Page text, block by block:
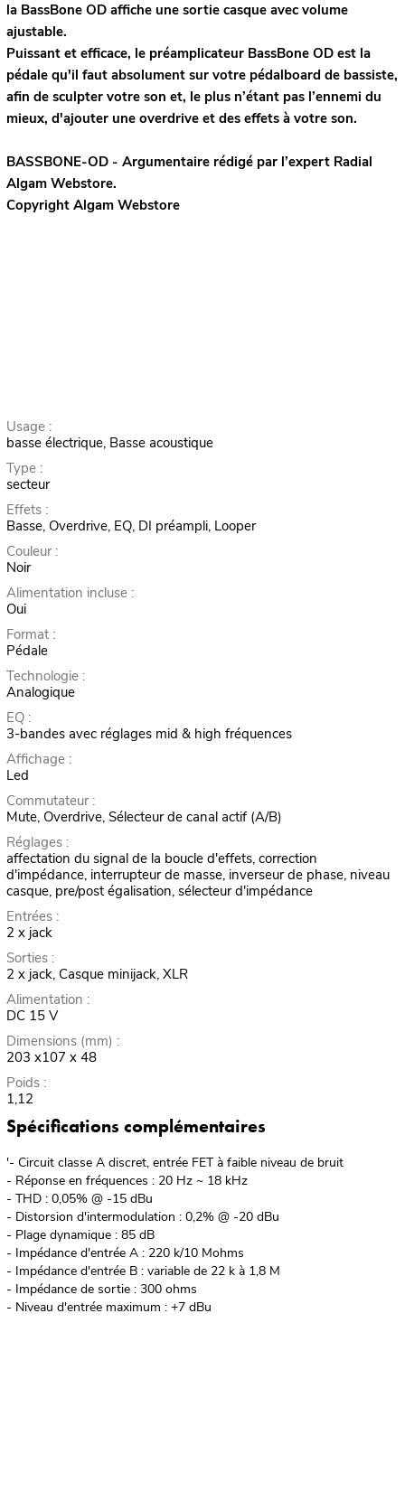
la BassBone OD affiche une sortie casque avec volume
ajustable.
Puissant et efficace, le préamplicateur BassBone OD est la
pédale qu'il faut absolument sur votre pédalboard de bassiste,
afin de sculpter votre son et, le plus n’étant pas l’ennemi du
mieux, d'ajouter une overdrive et des effets à votre son.
BASSBONE-OD - Argumentaire rédigé par l’expert Radial
Algam Webstore.
Copyright Algam Webstore
Usage :
basse électrique, Basse acoustique
Type :
secteur
Effets :
Basse, Overdrive, EQ, DI préampli, Looper
Couleur :
Noir
Alimentation incluse :
Oui
Format :
Pédale
Technologie :
Analogique
EQ :
3-bandes avec réglages mid & high fréquences
Affichage :
Led
Commutateur :
Mute, Overdrive, Sélecteur de canal actif (A/B)
Réglages :
affectation du signal de la boucle d'effets, correction
d'impédance, interrupteur de masse, inverseur de phase, niveau
casque, pre/post égalisation, sélecteur d'impédance
Entrées :
2 x jack
Sorties :
2 x jack, Casque minijack, XLR
Alimentation :
DC 15 V
Dimensions (mm) :
203 x107 x 48
Poids :
1,12
Spécifications complémentaires
'- Circuit classe A discret, entrée FET à faible niveau de bruit
- Réponse en fréquences : 20 Hz ~ 18 kHz
- THD : 0,05% @ -15 dBu
- Distorsion d'intermodulation : 0,2% @ -20 dBu
- Plage dynamique : 85 dB
- Impédance d'entrée A : 220 k/10 Mohms
- Impédance d'entrée B : variable de 22 k à 1,8 M
- Impédance de sortie : 300 ohms
- Niveau d'entrée maximum : +7 dBu